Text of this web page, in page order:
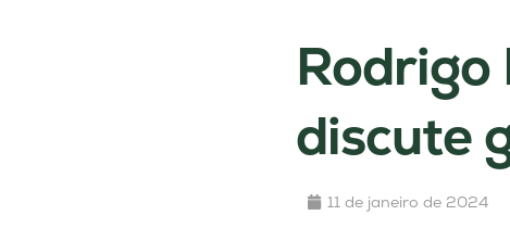
Rodrigo
discute
11 de janeiro de 2024